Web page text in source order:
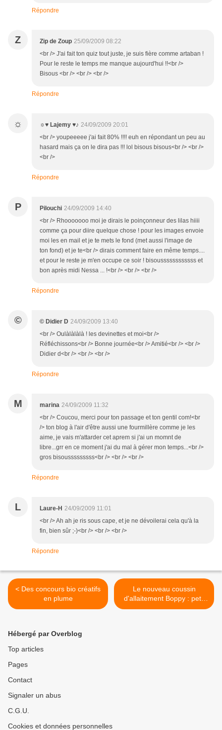
Répondre
Z Zip de Zoup 25/09/2009 08:22
<br /> J'ai fait ton quiz tout juste, je suis fière comme artaban !
Pour le reste le temps me manque aujourd'hui !!<br />
Bisous <br /> <br /> <br />
Répondre
☼ ☼♥ Lajemy ♥♪ 24/09/2009 20:01
<br /> youpeeeee j'ai fait 80% !!!! euh en répondant un peu au
hasard mais ça on le dira pas !!! lol bisous bisous<br /> <br />
<br />
Répondre
P Pilouchi 24/09/2009 14:40
<br /> Rhooooooo moi je dirais le poinçonneur des lilas hiiii
comme ça pour diire quelque chose ! pour les images envoie
moi les en mail et je te mets le fond (met aussi l'image de
ton fond) et je te<br /> dirais comment faire en même temps....
et pour le reste je m'en occupe ce soir ! bisoussssssssssss et
bon après midi Nessa ... !<br /> <br /> <br />
Répondre
© © Didier D 24/09/2009 13:40
<br /> Oulàlàlàlà ! les devinettes et moi<br />
Réfléchissons<br /> Bonne journée<br /> Amitié<br /> <br />
Didier d<br /> <br /> <br />
Répondre
M marina 24/09/2009 11:32
<br /> Coucou, merci pour ton passage et ton gentil com!<br
/> ton blog à l'air d'être aussi une fourmillère comme je les
aime, je vais m'attarder cet aprem si j'ai un momnt de
libre...grr en ce moment j'ai du mal à gérer mon temps...<br />
gros bisousssssssss<br /> <br /> <br />
Répondre
L Laure-H 24/09/2009 11:01
<br /> Ah ah je ris sous cape, et je ne dévoilerai cela qu'à la
fin, bien sûr ;-)<br /> <br /> <br />
Répondre
< Des concours bio créatifs
en plume
Le nouveau coussin
d'allaitement Boppy : petit
et pratique >
Hébergé par Overblog
Top articles
Pages
Contact
Signaler un abus
C.G.U.
Cookies et données personnelles